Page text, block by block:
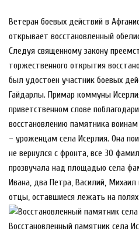
Ветеран боевых действий в
открывает восстановленный
Следуя священному закону
торжественного открытия
был удостоен участник боевых
Гайдарлы. Примар коммуны
приветственном слове
восстановлению памятника
– уроженцам села Исерлия. Она
не вернулся с фронта, все 30
прозвучала над площадью села
Ивана, два Петра, Василий, Михаил
отцы, оставшиеся лежать на
Восстановленный памятник села